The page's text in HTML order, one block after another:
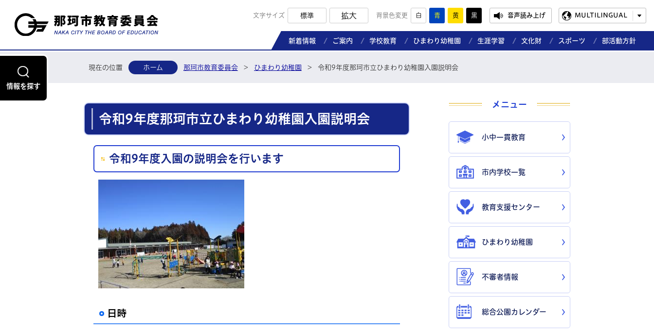
那珂市教育委員会ホームページ
文字サイズ 標準 拡大 背景色変更 白 青 黄 黒 音声読み上げ MULTILINGUAL
新着情報 ご案内 学校教育 ひまわり幼稚園 生涯学習 文化財 スポーツ 部活動方針
情報を探す
現在の位置 ホーム 那珂市教育委員会 > ひまわり幼稚園 > 令和9年度那珂市立ひまわり幼稚園入園説明会
令和9年度那珂市立ひまわり幼稚園入園説明会
令和9年度入園の説明会を行います
日時
メニュー
小中一貫教育
市内学校一覧
教育支援センター
ひまわり幼稚園
不審者情報
総合公園カレンダー